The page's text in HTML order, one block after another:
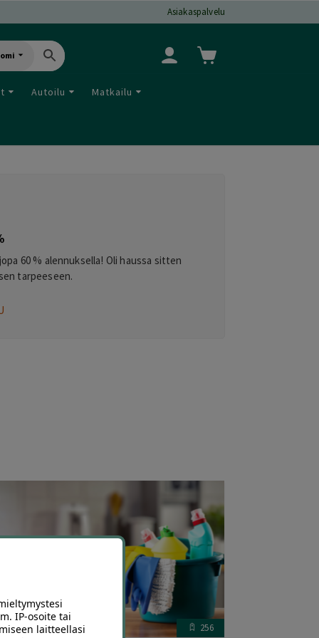
Asiakaspalvelu
Autoilu Matkailu
60 % alennuksella! Oli haussa sitten
tarpeeseen.
256
IP-osoite tai
laitteellasi